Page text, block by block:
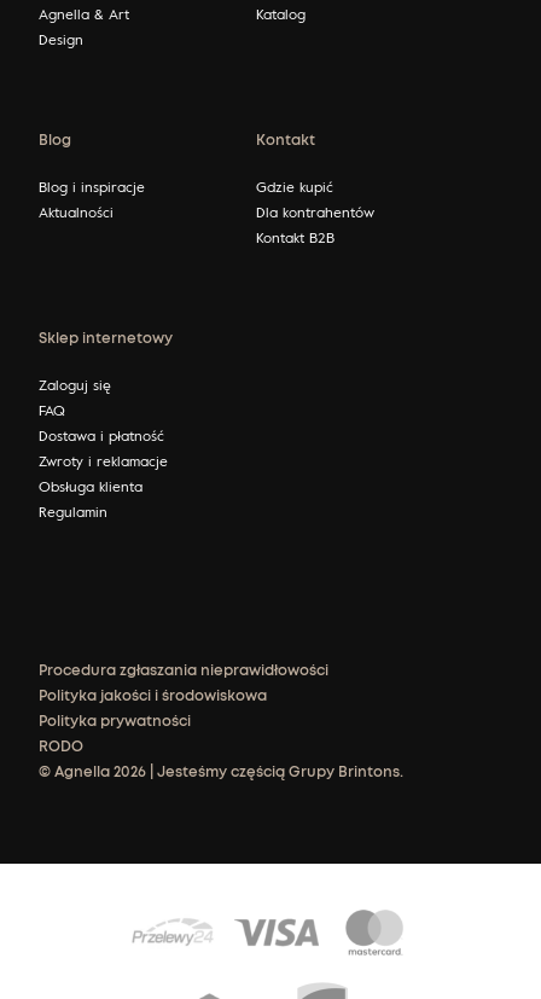
Agnella & Art
Design
Katalog
Blog
Blog i inspiracje
Aktualności
Kontakt
Gdzie kupić
Dla kontrahentów
Kontakt B2B
Sklep internetowy
Zaloguj się
FAQ
Dostawa i płatność
Zwroty i reklamacje
Obsługa klienta
Regulamin
Procedura zgłaszania nieprawidłowości
Polityka jakości i środowiskowa
Polityka prywatności
RODO
© Agnella 2026 | Jesteśmy częścią Grupy Brintons.